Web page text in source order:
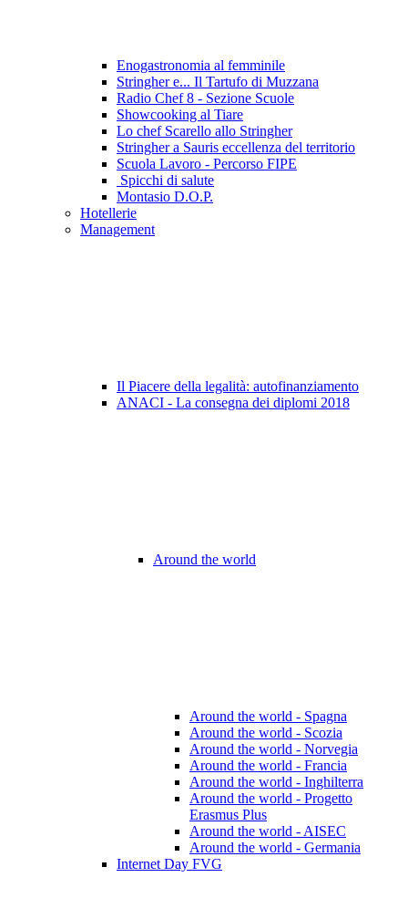
Enogastronomia al femminile
Stringher e... Il Tartufo di Muzzana
Radio Chef 8 - Sezione Scuole
Showcooking al Tiare
Lo chef Scarello allo Stringher
Stringher a Sauris eccellenza del territorio
Scuola Lavoro - Percorso FIPE
Spicchi di salute
Montasio D.O.P.
Hotellerie
Management
Il Piacere della legalità: autofinanziamento
ANACI - La consegna dei diplomi 2018
Around the world
Around the world - Spagna
Around the world - Scozia
Around the world - Norvegia
Around the world - Francia
Around the world - Inghilterra
Around the world - Progetto
Erasmus Plus
Around the world - AISEC
Around the world - Germania
Internet Day FVG